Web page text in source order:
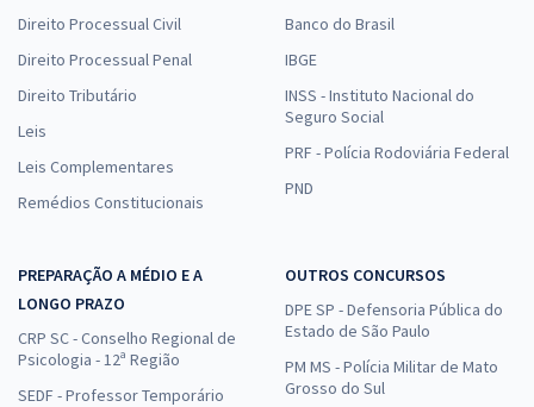
Direito Processual Civil
Direito Processual Penal
Direito Tributário
Leis
Leis Complementares
Remédios Constitucionais
Banco do Brasil
IBGE
INSS - Instituto Nacional do
Seguro Social
PRF - Polícia Rodoviária Federal
PND
PREPARAÇÃO A MÉDIO E A
LONGO PRAZO
CRP SC - Conselho Regional de
Psicologia - 12ª Região
SEDF - Professor Temporário
OUTROS CONCURSOS
DPE SP - Defensoria Pública do
Estado de São Paulo
PM MS - Polícia Militar de Mato
Grosso do Sul